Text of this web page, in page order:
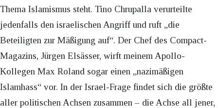
Thema Islamismus steht. Tino Chrupalla verurteilte
jedenfalls den israelischen Angriff und ruft „die
Beteiligten zur Mäßigung auf“. Der Chef des Compact-
Magazins, Jürgen Elsässer, wirft meinem Apollo-
Kollegen Max Roland sogar einen „nazimäßigen
Islamhass“ vor. In der Israel-Frage findet sich die größte
aller politischen Achsen zusammen – die Achse all jener,